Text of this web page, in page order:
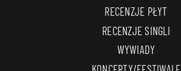
RECENZJE PŁYT
RECENZJE SINGLI
WYWIADY